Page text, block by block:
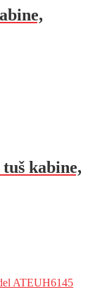
kabine,